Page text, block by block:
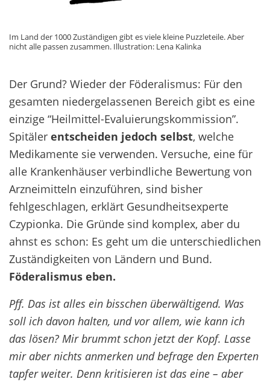
Im Land der 1000 Zuständigen gibt es viele kleine Puzzleteile. Aber
nicht alle passen zusammen. Illustration: Lena Kalinka
Der Grund? Wieder der Föderalismus: Für den
gesamten niedergelassenen Bereich gibt es eine
einzige “Heilmittel-Evaluierungskommission”.
Spitäler entscheiden jedoch selbst, welche
Medikamente sie verwenden. Versuche, eine für
alle Krankenhäuser verbindliche Bewertung von
Arzneimitteln einzuführen, sind bisher
fehlgeschlagen, erklärt Gesundheitsexperte
Czypionka. Die Gründe sind komplex, aber du
ahnst es schon: Es geht um die unterschiedlichen
Zuständigkeiten von Ländern und Bund.
Föderalismus eben.
Pff. Das ist alles ein bisschen überwältigend. Was
soll ich davon halten, und vor allem, wie kann ich
das lösen? Mir brummt schon jetzt der Kopf. Lasse
mir aber nichts anmerken und befrage den Experten
tapfer weiter. Denn kritisieren ist das eine – aber